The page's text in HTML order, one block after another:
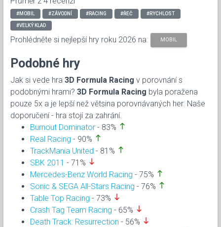
#MOBIL #ZÁVODNÍ #RACING #ŘEČ #RYCHLOST
#VELKÝ KLAD
Prohlédněte si nejlepší hry roku 2026 na: MOBIL
Podobné hry
Jak si vede hra 3D Formula Racing v porovnání s
podobnými hrami? 3D Formula Racing byla poražena
pouze 5x a je lepší než větsina porovnávaných her. Naše
doporučení - hra stojí za zahrání.
Burnout Dominator - 83% north
Real Racing - 90% north
TrackMania United - 81% north
SBK 2011 - 71% south
Mercedes-Benz World Racing - 75% north
Sonic & SEGA All-Stars Racing - 76% north
Table Top Racing - 73% south
Crash Tag Team Racing - 65% south
Death Track: Resurrection - 56% south